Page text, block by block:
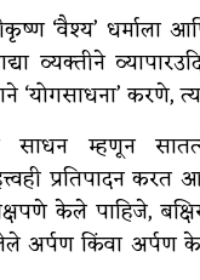
‘वैश्य’
व्यक्तीने
‘योगसाधना’
साधन म्हणून
महत्त्वही
केले पाहिजे,
अर्पण किंवा